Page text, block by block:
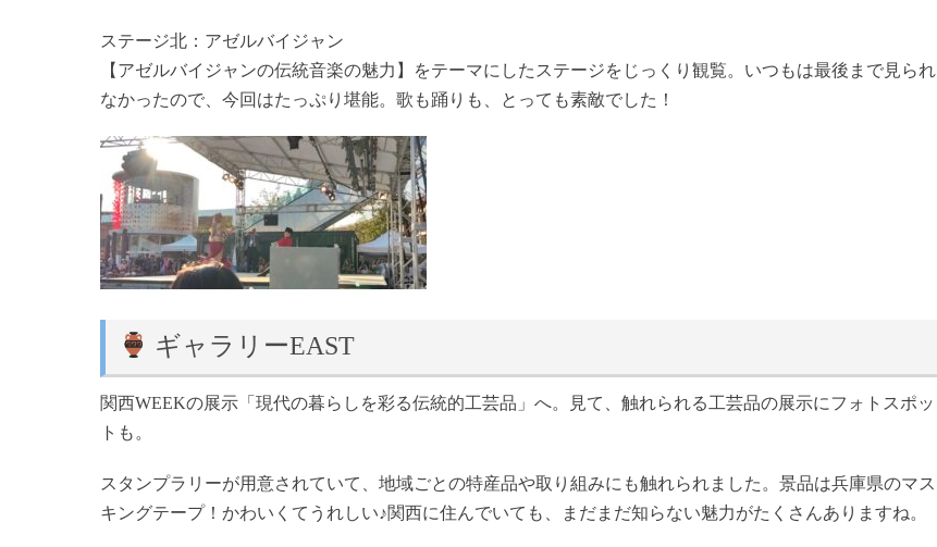
ステージ北：アゼルバイジャン
【アゼルバイジャンの伝統音楽の魅力】をテーマにしたステージをじっくり観覧。いつもは最後まで見られ
なかったので、今回はたっぷり堪能。歌も踊りも、とっても素敵でした！
ギャラリーEAST
関西WEEKの展示「現代の暮らしを彩る伝統的工芸品」へ。見て、触れられる工芸品の展示にフォトスポッ
トも。
スタンプラリーが用意されていて、地域ごとの特産品や取り組みにも触れられました。景品は兵庫県のマス
キングテープ！かわいくてうれしい♪関西に住んでいても、まだまだ知らない魅力がたくさんありますね。